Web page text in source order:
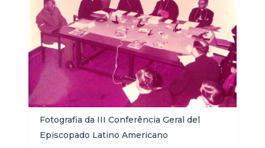
Fotografia da III Conferência Geral del
Episcopado Latino Americano